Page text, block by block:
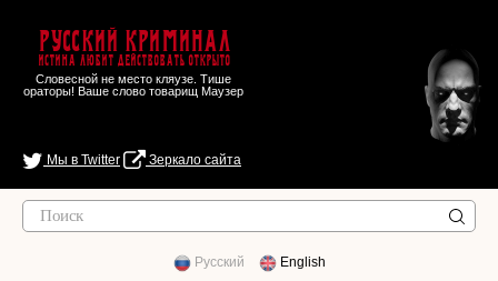
Русский Криминал
Истина любит действовать открыто
Словесной не место кляузе. Тише
ораторы! Ваше слово товарищ Маузер
Мы в Twitter Зеркало сайта
Русский English